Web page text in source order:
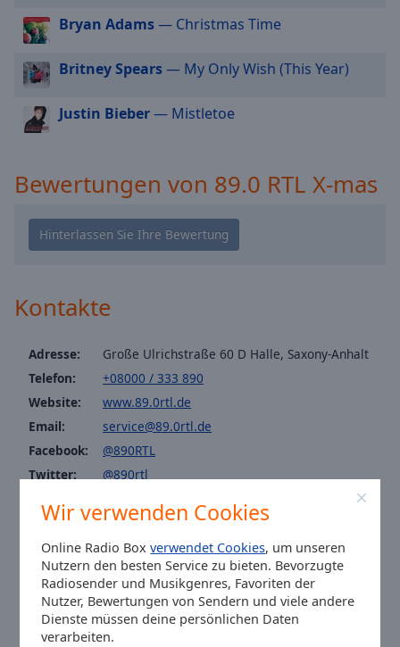
Wir verwenden Cookies
Online Radio Boxverwendet Cookies, um unseren
Nutzern den besten Service zu bieten. Bevorzugte
Radiosender und Musikgenres, Favoriten der
Nutzer, Bewertungen von Sendern und viele andere
Dienste müssen deine persönlichen Daten
verarbeiten.
Background
Opacity
Caption
Color
Opacity
Text
Family
Bryan Adams— Christmas Time
Britney Spears— My Only Wish (This Year)
Justin Bieber— Mistletoe
Bewertungen von 89.0 RTL X-mas
Kontakte
Adresse:
Große Ulrichstraße 60 D Halle, Saxony-Anhalt
Telefon:
+08000 / 333 890
Website:
www.89.0rtl.de
Email:
service@89.0rtl.de
Facebook:
@890RTL
Twitter:
@890rtl
Tiktok:
@890rtl
Youtube:
@featured
Ortszeit in Halle:06:07 ,08.07.2026